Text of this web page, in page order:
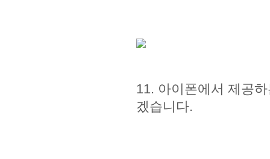
11. 아이폰에서 제공
겠습니다.